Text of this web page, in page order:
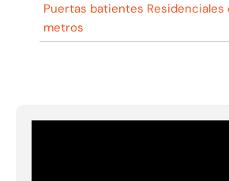
Puertas batientes Residenciales
metros